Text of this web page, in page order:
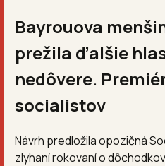
Bayrouova
prežila ďalšie
nedôvere.
socialistov
Návrh predložila opozičná
zlyhaní rokovaní o